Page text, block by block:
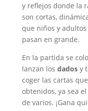
y reflejos donde la
son cortas,
que niños y
pasan en grande.
En la partida se
lanzan los dadosy
coger las cartas
obtenidos, ya sea
de varios. ¡Gana